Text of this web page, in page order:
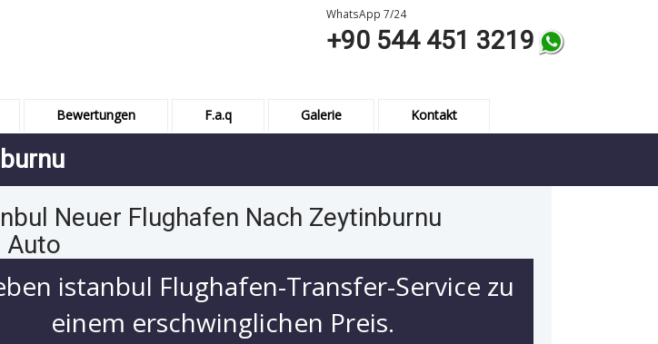
WhatsApp 7/24
+90 544 451 3219
Bewertungen F.a.q Galerie Kontakt
Neuer Flughafen Nach Zeytinburnu
Auto
istanbul Flughafen-Transfer-Service zu
einem erschwinglichen Preis.